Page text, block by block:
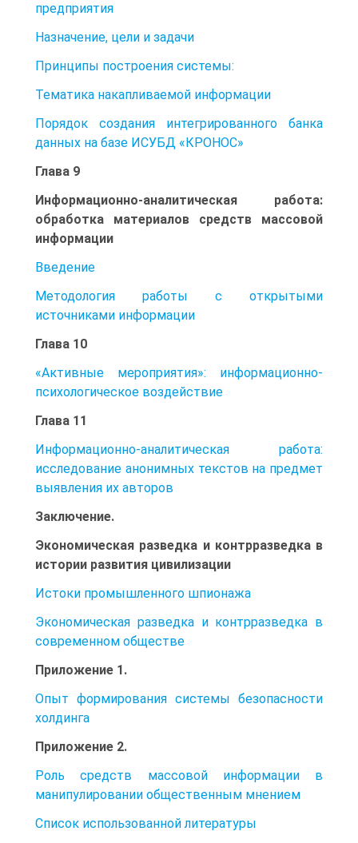
предприятия
Назначение, цели и задачи
Принципы построения системы:
Тематика накапливаемой информации
Порядок создания интегрированного банка
данных на базе ИСУБД «КРОНОС»
Глава 9
Информационно-аналитическая работа:
обработка материалов средств массовой
информации
Введение
Методология работы с открытыми
источниками информации
Глава 10
«Активные мероприятия»: информационно-
психологическое воздействие
Глава 11
Информационно-аналитическая работа:
исследование анонимных текстов на предмет
выявления их авторов
Заключение.
Экономическая разведка и контрразведка в
истории развития цивилизации
Истоки промышленного шпионажа
Экономическая разведка и контрразведка в
современном обществе
Приложение 1.
Опыт формирования системы безопасности
холдинга
Приложение 2.
Роль средств массовой информации в
манипулировании общественным мнением
Список использованной литературы